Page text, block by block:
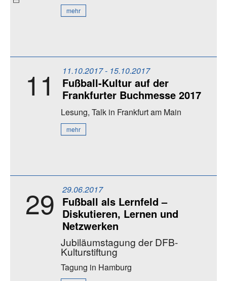
mehr
11 11.10.2017 - 15.10.2017
Fußball-Kultur auf der
Frankfurter Buchmesse 2017
Lesung, Talk in Frankfurt am Main
mehr
29 29.06.2017
Fußball als Lernfeld –
Diskutieren, Lernen und
Netzwerken
Jubiläumstagung der DFB-
Kulturstiftung
Tagung in Hamburg